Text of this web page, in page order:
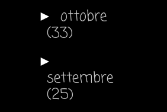
► ottobre
(33)
►
settembre
(25)